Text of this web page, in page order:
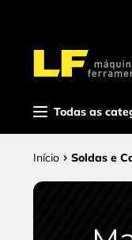
Todas as
Soldas e
Termos mais
buscados
parafusadeira
serra circular